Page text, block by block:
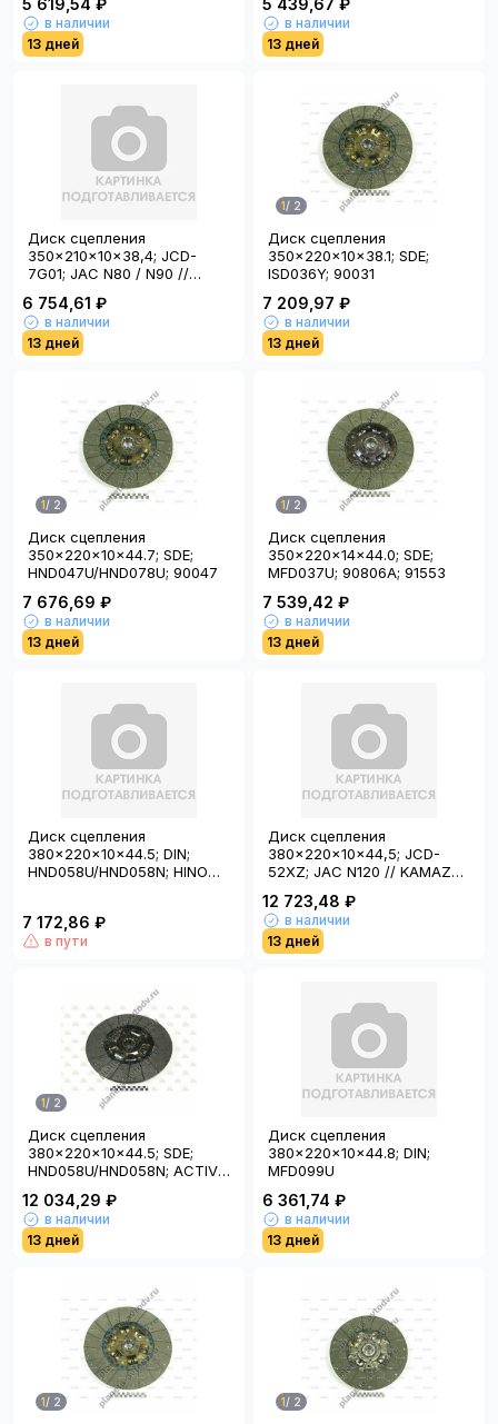
5 619,54 ₽
в наличии
13 дней
5 439,67 ₽
в наличии
13 дней
Диск сцепления
350x210x10x38,4; JCD-
7G01; JAC N80 / N90 //
6 754,61 ₽
в наличии
13 дней
1/ 2
Диск сцепления
350x220x10x38.1; SDE;
ISD036Y; 90031
7 209,97 ₽
в наличии
13 дней
1/ 2
Диск сцепления
350x220x10x44.7; SDE;
HND047U/HND078U; 90047
7 676,69 ₽
в наличии
13 дней
1/ 2
Диск сцепления
350x220x14x44.0; SDE;
MFD037U; 90806A; 91553
7 539,42 ₽
в наличии
13 дней
Диск сцепления
380x220x10x44.5; DIN;
HND058U/HND058N; HINO
7 172,86 ₽
в пути
Диск сцепления
380x220x10x44,5; JCD-
52XZ; JAC N120 // KAMAZ
12 723,48 ₽
в наличии
13 дней
1/ 2
Диск сцепления
380x220x10x44.5; SDE;
HND058U/HND058N; ACTIVE
500
12 034,29 ₽
в наличии
13 дней
Диск сцепления
380x220x10x44.8; DIN;
MFD099U
6 361,74 ₽
в наличии
13 дней
1/ 2 1/ 2